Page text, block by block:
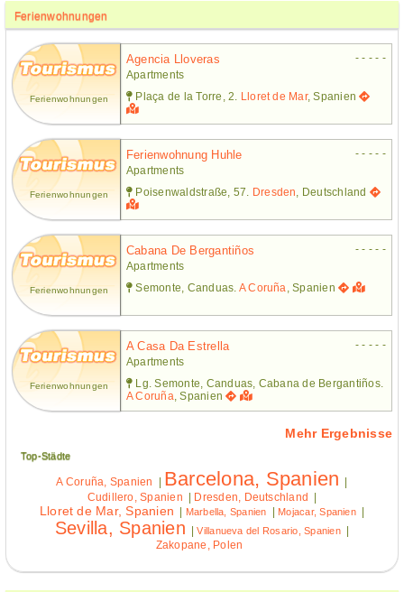
Ferienwohnungen
Ferienwohnungen
Agencia Lloveras
- - - - -
Apartments
Plaça de la Torre, 2. Lloret de Mar, Spanien
Ferienwohnungen
Ferienwohnung Huhle
- - - - -
Apartments
Poisenwaldstraße, 57. Dresden , Deutschland
Ferienwohnungen
Cabana De Bergantiños
- - - - -
Apartments
Semonte, Canduas. A Coruña , Spanien
Ferienwohnungen
A Casa Da Estrella
- - - - -
Apartments
Lg. Semonte, Canduas, Cabana de Bergantiños.
A Coruña , Spanien
Mehr Ergebnisse
Top-Städte
A Coruña, Spanien | Barcelona, Spanien |
Cudillero, Spanien | Dresden, Deutschland |
Lloret de Mar, Spanien | Marbella, Spanien | Mojacar, Spanien |
Sevilla, Spanien |Villanueva del Rosario, Spanien
|
Zakopane, Polen